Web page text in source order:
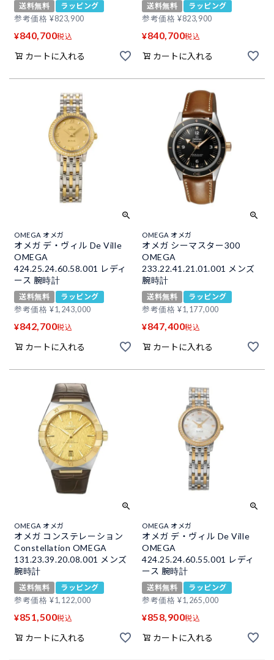
送料無料
ラッピング
参考価格 ¥823,900
¥840,700税込
カートに入れる
送料無料
ラッピング
参考価格 ¥823,900
¥840,700税込
カートに入れる
OMEGA オメガ
オメガ デ・ヴィル De Ville
OMEGA
424.25.24.60.58.001 レディ
ース 腕時計
送料無料
ラッピング
参考価格 ¥1,243,000
¥842,700税込
カートに入れる
OMEGA オメガ
オメガ シーマスター300
OMEGA
233.22.41.21.01.001 メンズ
腕時計
送料無料
ラッピング
参考価格 ¥1,177,000
¥847,400税込
カートに入れる
OMEGA オメガ
オメガ コンステレーション
Constellation OMEGA
131.23.39.20.08.001 メンズ
腕時計
送料無料
ラッピング
参考価格 ¥1,122,000
¥851,500税込
カートに入れる
OMEGA オメガ
オメガ デ・ヴィル De Ville
OMEGA
424.25.24.60.55.001 レディ
ース 腕時計
送料無料
ラッピング
参考価格 ¥1,265,000
¥858,900税込
カートに入れる